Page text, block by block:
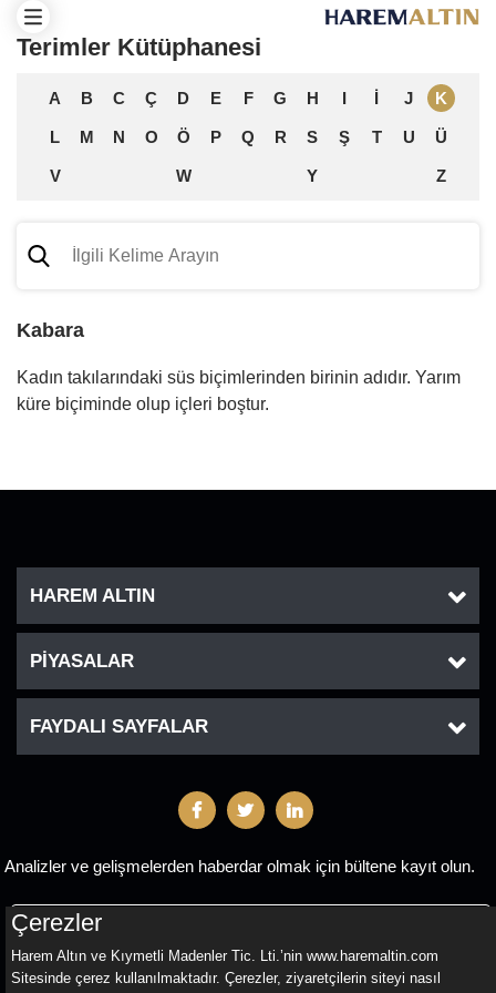
Terimler Kütüphanesi
A B C Ç D E F G H I İ J K
L M N O Ö P Q R S Ş T U Ü
V W Y Z
Kabara
Kadın takılarındaki süs biçimlerinden birinin adıdır. Yarım
küre biçiminde olup içleri boştur.
HAREM ALTIN
PİYASALAR
FAYDALI SAYFALAR
Analizler ve gelişmelerden haberdar olmak için bültene kayıt olun.
Çerezler
Harem Altın ve Kıymetli Madenler Tic. Lti.’nin www.haremaltin.com
Sitesinde çerez kullanılmaktadır. Çerezler, ziyaretçilerin siteyi nasıl